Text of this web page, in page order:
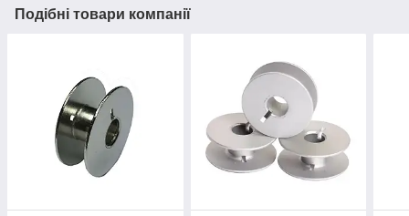
Подібні товари компанії